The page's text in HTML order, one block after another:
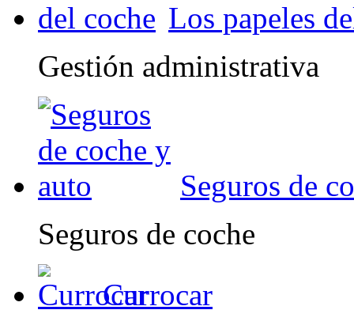
Los papeles
Gestión administrativa
Seguros de
Seguros de coche
Currocar